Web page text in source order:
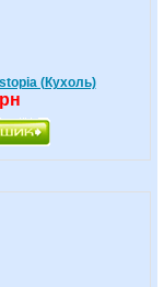
(Кухоль)